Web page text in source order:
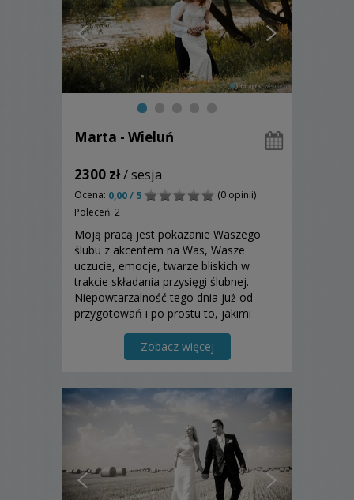
Marta - Wieluń
2300 zł/ sesja
Ocena: 0,00 / 5
(0 opinii)
Poleceń: 2
Moją pracą jest pokazanie Waszego
ślubu z akcentem na Was, Wasze
uczucie, emocje, twarze bliskich w
trakcie składania przysięgi ślubnej.
Niepowtarzalność tego dnia już od
przygotowań i po prostu to, jakimi
Zobacz więcej